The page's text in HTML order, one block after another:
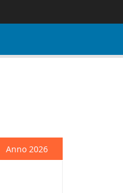
Anno 2026